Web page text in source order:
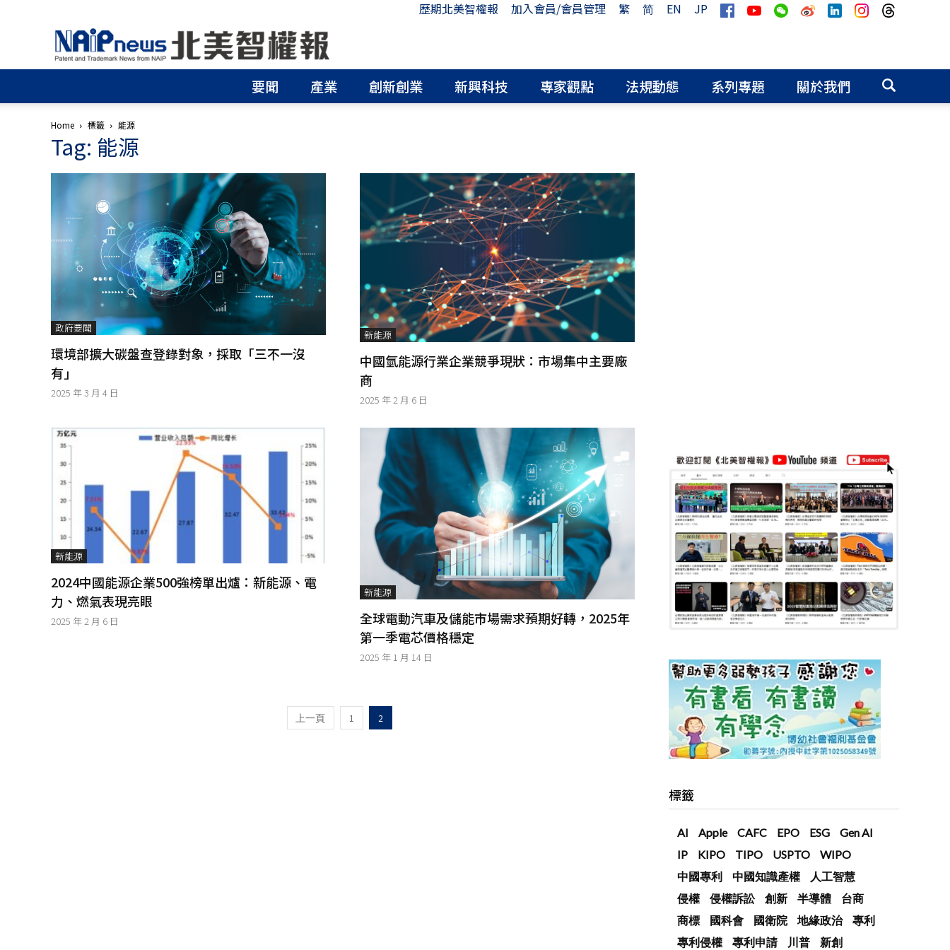
歷期北美智權報 加入會員/會員管理 繁 简 EN
JP
北
美
智
權
│
│
商
標
申
請
│
侵
權
分
智
財
專
利
佈
局
國
專
要聞 產業 創新創業 新興科技 專家觀點 法規動態 系列專題 關於我們
Home 標籤 能源
Tag: 能源
政府要聞
環境部擴大碳盤查登錄對象，採取「三不一沒
有」
2025 年 3 月 4 日
新能源
中國氫能源行業企業競爭現狀：市場集中主要廠
商
2025 年 2 月 6 日
新能源
2024中國能源企業500強榜單出爐：新能源、電
力、燃氣表現亮眼
2025 年 2 月 6 日
新能源
全球電動汽車及儲能市場需求預期好轉，2025年
第一季電芯價格穩定
2025 年 1 月 14 日
1 2
標籤
AI Apple CAFC EPO ESG
Gen AI
IP
KIPO TIPO USPTO
WIPO
中國專利
中國知識產權
人工智慧
侵權
侵權訴訟 創新 半導體
台商
商標
國科會 國衛院 地緣政治
專利
專利侵權
專利申請 川普 新創